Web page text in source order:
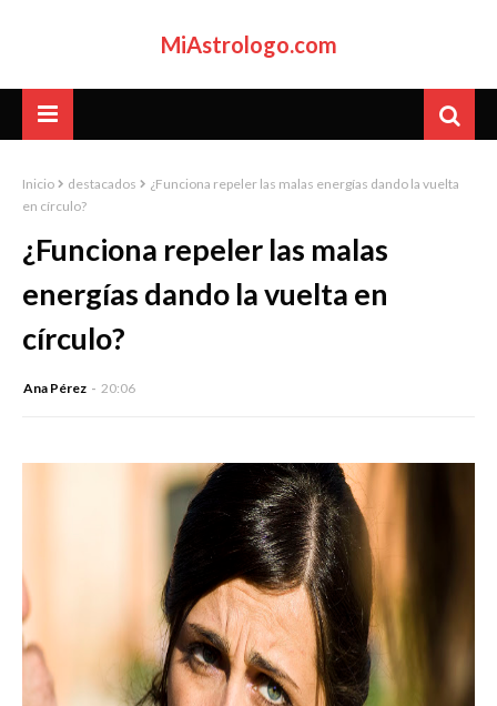
MiAstrologo.com
Inicio destacados
¿Funciona repeler las malas energías dando la vuelta
en círculo?
¿Funciona repeler las malas
energías dando la vuelta en
círculo?
Ana Pérez 20:06